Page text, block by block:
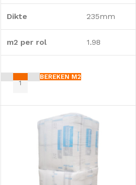
Dikte 235mm
m2 per rol 1.98
BEREKEN M2